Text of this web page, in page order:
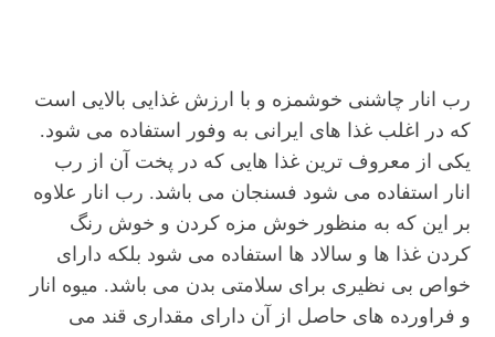
رب انار چاشنی خوشمزه و با ارزش غذایی بالایی است
که در اغلب غذا های ایرانی به وفور استفاده می شود.
یکی از معروف ترین غذا هایی که در پخت آن از رب
انار استفاده می شود فسنجان می باشد. رب انار علاوه
بر این که به منظور خوش مزه کردن و خوش رنگ
کردن غذا ها و سالاد ها استفاده می شود بلکه دارای
خواص بی نظیری برای سلامتی بدن می باشد. میوه انار
و فراورده های حاصل از آن دارای مقداری قند می